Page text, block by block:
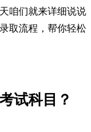
咱们就来详细说说
取流程，帮你轻松
试科目？